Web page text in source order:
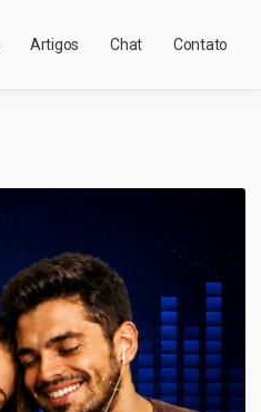
Artigos Chat Contato